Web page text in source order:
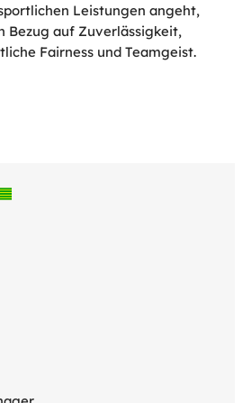
Leistungen angeht,
Bezug auf Zuverlässigkeit,
Fairness und Teamgeist.